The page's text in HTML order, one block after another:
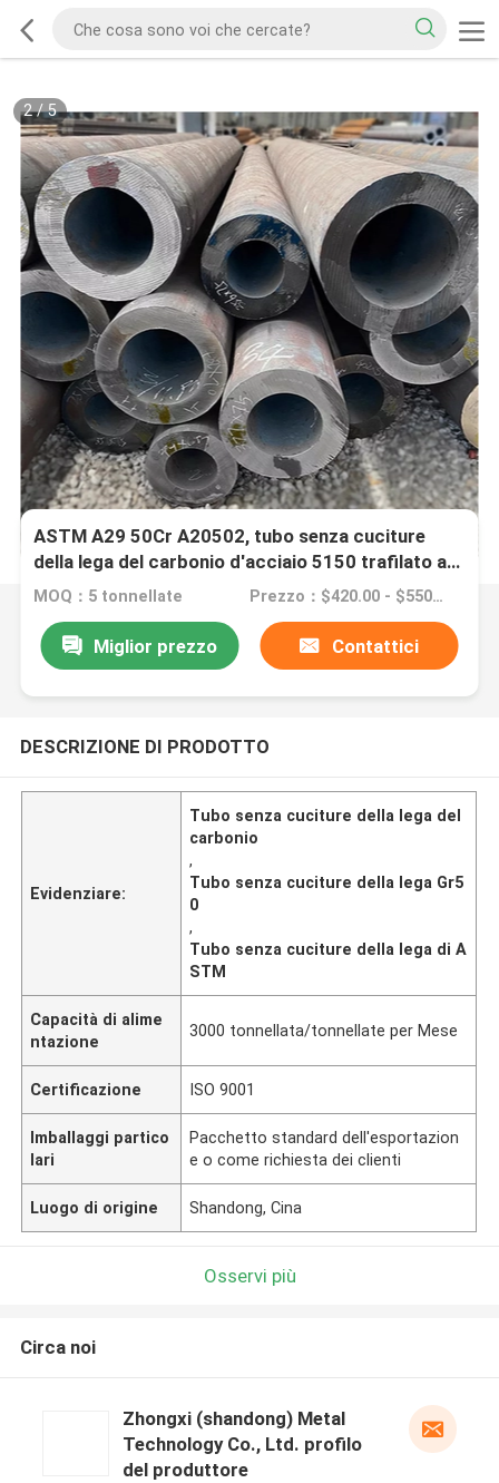
2/5
ASTM A29 50Cr A20502, tubo senza cuciture
della lega del carbonio d'acciaio 5150 trafilato a
freddo
MOQ：5 tonnellate Prezzo：$420.00 - $550.00/Tons
Miglior prezzo Contattici
DESCRIZIONE DI PRODOTTO
Evidenziare:
Tubo senza cuciture della lega del
carbonio
,
Tubo senza cuciture della lega Gr5
0
,
Tubo senza cuciture della lega di A
STM
Capacità di alime
ntazione
3000 tonnellata/tonnellate per Mese
Certificazione ISO 9001
Imballaggi partico
lari
Pacchetto standard dell'esportazion
e o come richiesta dei clienti
Luogo di origine Shandong, Cina
Osservi più
Circa noi
Zhongxi (shandong) Metal
Technology Co., Ltd. profilo
del produttore